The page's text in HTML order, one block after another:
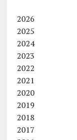
2026
2025
2024
2023
2022
2021
2020
2019
2018
2017